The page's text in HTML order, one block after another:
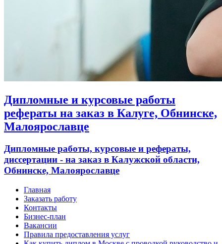
Дипломные и курсовые работы
рефераты на заказ в Калуге, Обнинске,
Малоярославце
Дипломные работы, курсовые и рефераты,
диссертации - на заказ в Калужской области,
Обнинске, Малоярославце
Главная
Заказать работу
Контакты
Бизнес-план
Вакансии
Правила предоставления услуг